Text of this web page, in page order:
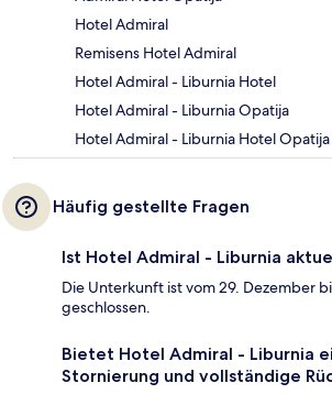
Hotel Admiral
Remisens Hotel Admiral
Hotel Admiral - Liburnia Hotel
Hotel Admiral - Liburnia Opatija
Hotel Admiral - Liburnia Hotel Opatija
Häufig gestellte Fragen
Ist Hotel Admiral - Liburnia
Die Unterkunft ist vom 29. Dezember
geschlossen.
Bietet Hotel Admiral - Liburnia
Stornierung und vollständige